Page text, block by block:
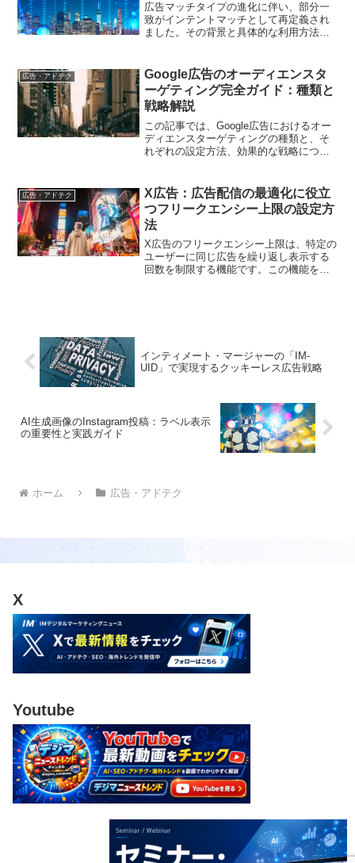
広告マッチタイプの進化に伴い、部分一
致がインテントマッチとして再定義され
ました。その背景と具体的な利用方法に
す。
広告・アドテク
Google広告のオーディエンスタ
ーゲティング完全ガイド：種類と
戦略解説
この記事では、Google広告におけるオー
ディエンスターゲティングの種類と、そ
れぞれの設定方法、効果的な戦略につい
ーディエンスターゲティング方法を見つ
けることができます。
広告・アドテク
X広告：広告配信の最適化に役立
つフリークエンシー上限の設定方
法
X広告のフリークエンシー上限は、特定の
ユーザーに同じ広告を繰り返し表示する
回数を制限する機能です。この機能を活
インティメート・マージャーの「IM-
UID」で実現するクッキーレス広告戦略
AI生成画像のInstagram投稿：ラベル表示
の重要性と実践ガイド
ホーム 広告・アドテク
X
Youtube